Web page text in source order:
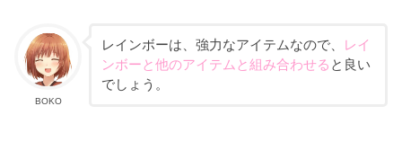
BOKO
レインボーは、強力なアイテムなので、
レイ
ンボーと他のアイテムと組み合わせる と良い
でしょう。